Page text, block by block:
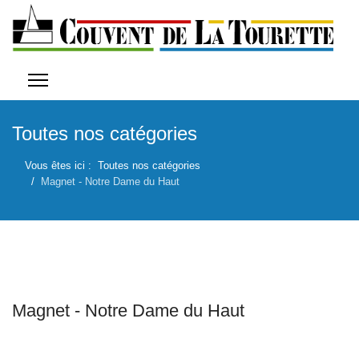
Toutes nos catégories
Vous êtes ici : Toutes nos catégories
Magnet - Notre Dame du Haut
Magnet - Notre Dame du Haut